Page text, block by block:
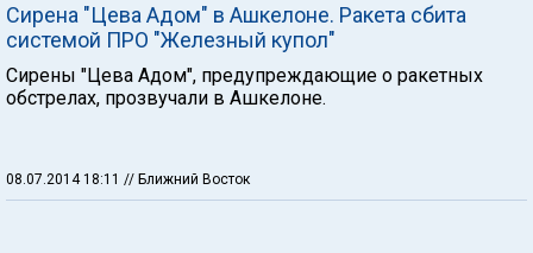
Сирена "Цева Адом" в Ашкелоне. Ракета сбита
системой ПРО "Железный купол"
Сирены "Цева Адом", предупреждающие о ракетных
обстрелах, прозвучали в Ашкелоне.
08.07.2014 18:11 // Ближний Восток